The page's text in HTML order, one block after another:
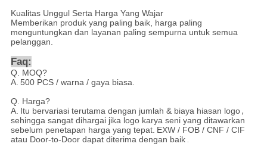
Kualitas Unggul Serta Harga Yang Wajar
Memberikan produk yang paling baik, harga paling
menguntungkan dan layanan paling sempurna untuk semua
pelanggan.
Faq:
Q. MOQ?
A. 500 PCS / warna / gaya biasa.
Q. Harga?
A. Itu bervariasi terutama dengan jumlah & biaya hiasan logo,
sehingga sangat dihargai jika logo karya seni yang ditawarkan
sebelum penetapan harga yang tepat. EXW / FOB / CNF / CIF
atau Door-to-Door dapat diterima dengan baik.